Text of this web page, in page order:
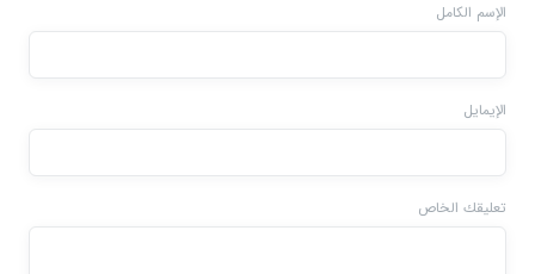
الإسم الكامل
الإيمايل
تعليقك الخاص